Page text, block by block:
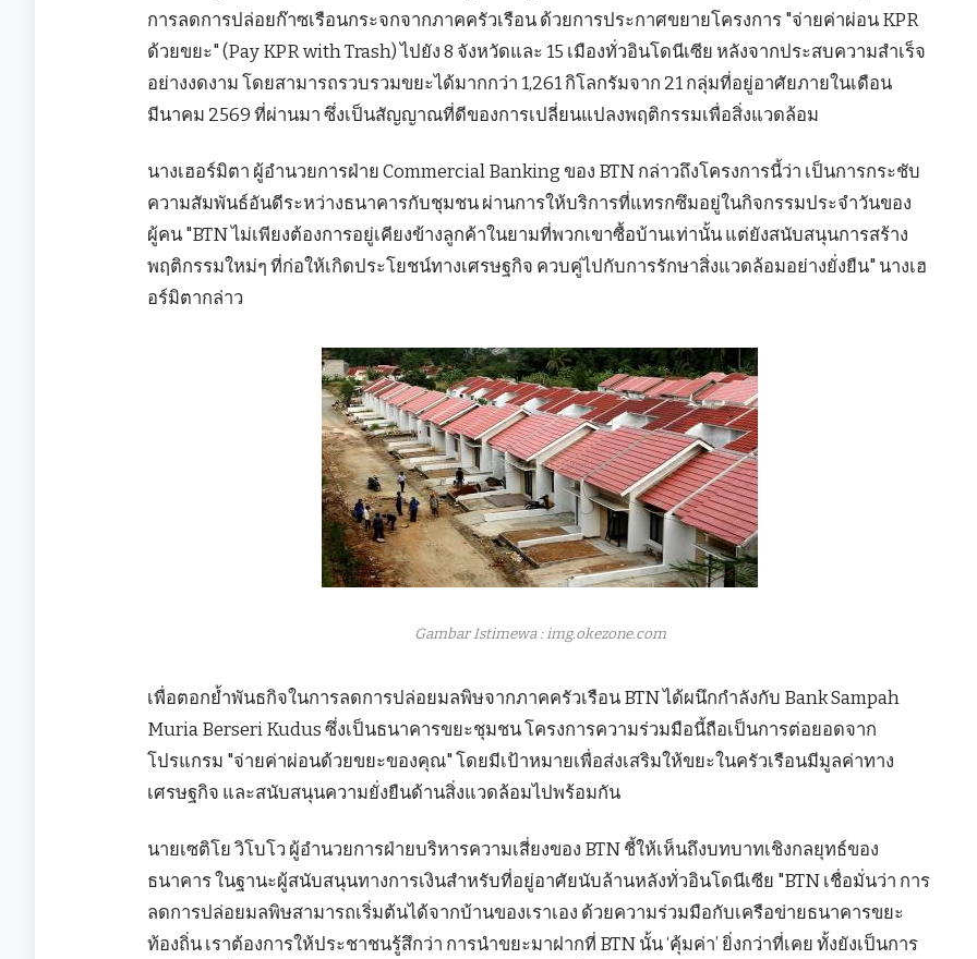
การลดการปล่อยก๊าซเรือนกระจกจากภาคครัวเรือน ด้วยการประกาศขยายโครงการ "จ่ายค่าผ่อน KPR
ด้วยขยะ" (Pay KPR with Trash) ไปยัง 8 จังหวัดและ 15 เมืองทั่วอินโดนีเซีย หลังจากประสบความสำเร็จ
อย่างงดงาม โดยสามารถรวบรวมขยะได้มากกว่า 1,261 กิโลกรัมจาก 21 กลุ่มที่อยู่อาศัยภายในเดือน
มีนาคม 2569 ที่ผ่านมา ซึ่งเป็นสัญญาณที่ดีของการเปลี่ยนแปลงพฤติกรรมเพื่อสิ่งแวดล้อม
นางเฮอร์มิตา ผู้อำนวยการฝ่าย Commercial Banking ของ BTN กล่าวถึงโครงการนี้ว่า เป็นการกระชับ
ความสัมพันธ์อันดีระหว่างธนาคารกับชุมชน ผ่านการให้บริการที่แทรกซึมอยู่ในกิจกรรมประจำวันของ
ผู้คน "BTN ไม่เพียงต้องการอยู่เคียงข้างลูกค้าในยามที่พวกเขาซื้อบ้านเท่านั้น แต่ยังสนับสนุนการสร้าง
พฤติกรรมใหม่ๆ ที่ก่อให้เกิดประโยชน์ทางเศรษฐกิจ ควบคู่ไปกับการรักษาสิ่งแวดล้อมอย่างยั่งยืน" นางเฮ
อร์มิตากล่าว
Gambar Istimewa : img.okezone.com
เพื่อตอกย้ำพันธกิจในการลดการปล่อยมลพิษจากภาคครัวเรือน BTN ได้ผนึกกำลังกับ Bank Sampah
Muria Berseri Kudus ซึ่งเป็นธนาคารขยะชุมชน โครงการความร่วมมือนี้ถือเป็นการต่อยอดจาก
โปรแกรม "จ่ายค่าผ่อนด้วยขยะของคุณ" โดยมีเป้าหมายเพื่อส่งเสริมให้ขยะในครัวเรือนมีมูลค่าทาง
เศรษฐกิจ และสนับสนุนความยั่งยืนด้านสิ่งแวดล้อมไปพร้อมกัน
นายเซติโย วิโบโว ผู้อำนวยการฝ่ายบริหารความเสี่ยงของ BTN ชี้ให้เห็นถึงบทบาทเชิงกลยุทธ์ของ
ธนาคาร ในฐานะผู้สนับสนุนทางการเงินสำหรับที่อยู่อาศัยนับล้านหลังทั่วอินโดนีเซีย "BTN เชื่อมั่นว่า การ
ลดการปล่อยมลพิษสามารถเริ่มต้นได้จากบ้านของเราเอง ด้วยความร่วมมือกับเครือข่ายธนาคารขยะ
ท้องถิ่น เราต้องการให้ประชาชนรู้สึกว่า การนำขยะมาฝากที่ BTN นั้น ‘คุ้มค่า’ ยิ่งกว่าที่เคย ทั้งยังเป็นการ